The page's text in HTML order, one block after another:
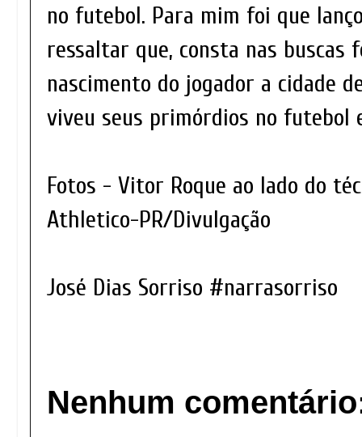
no futebol. Para mim foi que
ressaltar que, consta nas buscas
nascimento do jogador a cidade
viveu seus primórdios no futebol
Fotos - Vitor Roque ao lado do
Athletico-PR/Divulgação
José Dias Sorriso #narrasorriso
Nenhum